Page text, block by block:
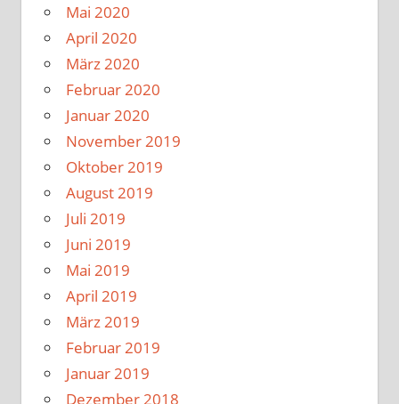
Mai 2020
April 2020
März 2020
Februar 2020
Januar 2020
November 2019
Oktober 2019
August 2019
Juli 2019
Juni 2019
Mai 2019
April 2019
März 2019
Februar 2019
Januar 2019
Dezember 2018